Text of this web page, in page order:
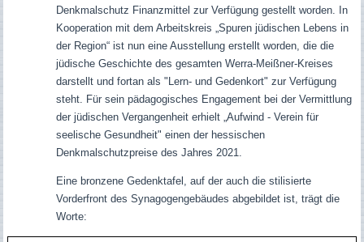
Denkmalschutz Finanzmittel zur Verfügung gestellt worden. In
Kooperation mit dem Arbeitskreis „Spuren jüdischen Lebens in
der Region“ ist nun eine Ausstellung erstellt worden, die die
jüdische Geschichte des gesamten Werra-Meißner-Kreises
darstellt und fortan als "Lern- und Gedenkort" zur Verfügung
steht. Für sein pädagogisches Engagement bei der Vermittlung
der jüdischen Vergangenheit erhielt „Aufwind - Verein für
seelische Gesundheit" einen der hessischen
Denkmalschutzpreise des Jahres 2021.
Eine bronzene Gedenktafel, auf der auch die stilisierte
Vorderfront des Synagogengebäudes abgebildet ist, trägt die
Worte: